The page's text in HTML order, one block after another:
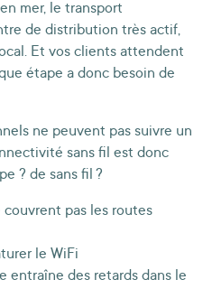
mer, le transport
de distribution très actif,
Et vos clients attendent
étape a donc besoin de
ne peuvent pas suivre un
sans fil est donc
? de sans fil ?
couvrent pas les routes
le WiFi
entraîne des retards dans le